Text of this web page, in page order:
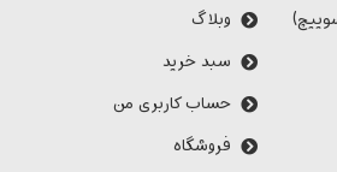
وبلاگ
سبد خرید
حساب کاربری من
فروشگاه